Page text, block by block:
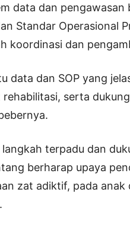
data dan
Standar Operasional
koordinasi dan
data dan SOP yang
rehabilitasi, serta
terpadu dan
berharap upaya
zat adiktif, pada